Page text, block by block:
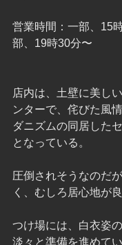
営業時間：一部、15
部、19時30分〜
店内は、土壁に美し
ンターで、侘びた風
ダニズムの同居した
となっている。
圧倒されそうなのだ
く、むしろ居心地が良
つけ場には、白衣姿
淡々と準備を進めて